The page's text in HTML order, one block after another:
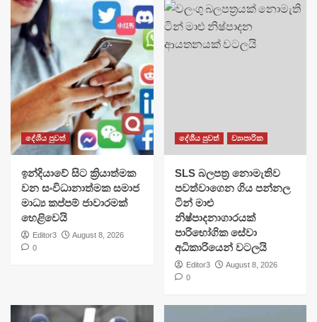
දේශීය පුවත්
​ඉන්දියාවේ සිට ක්‍රියාත්මක
වන සංවිධානාත්මක සමාජ
මාධ්‍ය කප්පම් ජාවාරමක්
හෙළිවෙයි
Editor3
August 8, 2026
0
දේශීය පුවත් ව්‍යාපාරික
SLS බලපත්‍ර නොමැතිව
පවත්වාගෙන ගිය පන්නල
ටින් මාළු
නිෂ්පාදනාගාරයක්
පාරිභෝගික සේවා
අධිකාරියෙන් වටලයි
Editor3
August 8, 2026
0